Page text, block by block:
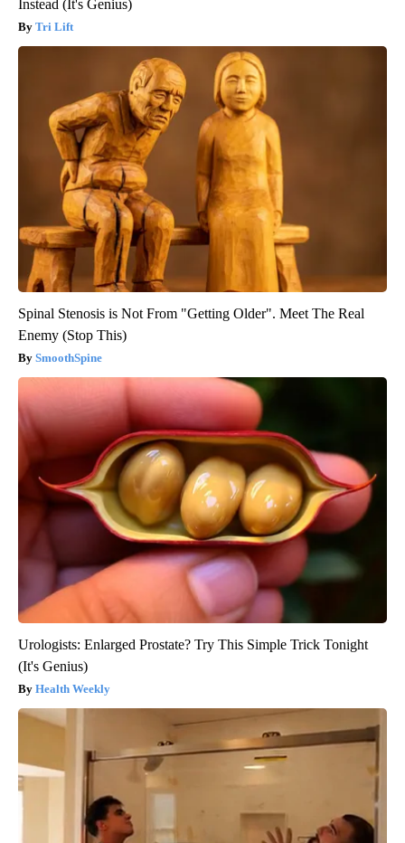
Instead (It's Genius)
Tri Lift
Spinal Stenosis is Not From "Getting Older". Meet The Real
Enemy (Stop This)
SmoothSpine
Urologists: Enlarged Prostate? Try This Simple Trick Tonight
(It's Genius)
Health Weekly